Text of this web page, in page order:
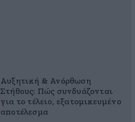
Αυξητική & Ανόρθωση
Στήθους: Πώς συνδυάζονται
για το τέλειο, εξατομικευμένο
αποτέλεσμα